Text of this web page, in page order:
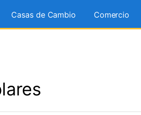
Casas de Cambio Comercio